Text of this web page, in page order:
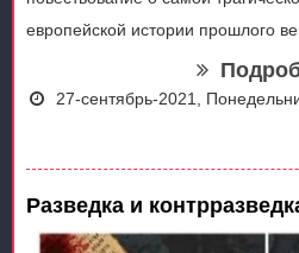
европейской истории прошлого
27-сентябрь-2021,
Разведка и